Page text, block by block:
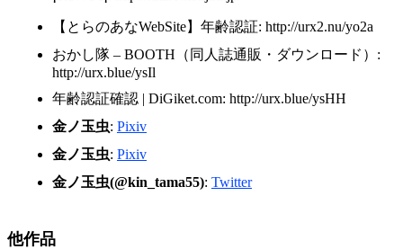
【とらのあなWebSite】年齢認証: http://urx2.nu/yo2a
おかし隊 – BOOTH（同人誌通販・ダウンロード）:
http://urx.blue/ysIl
年齢認証確認 | DiGiket.com: http://urx.blue/ysHH
金ノ玉虫: Pixiv
金ノ玉虫: Pixiv
金ノ玉虫(@kin_tama55): Twitter
他作品